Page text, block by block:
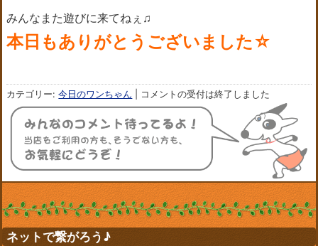
みんなまた遊びに来てねぇ♫
本日もありがとうございました☆
カテゴリー:今日のワンちゃん コメントの受付は終了しました
ネットで繋がろう♪